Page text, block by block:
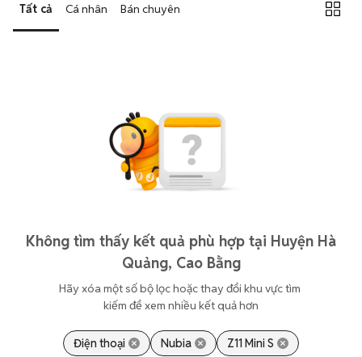
Tất cả Cá nhân Bán chuyên
Không tìm thấy kết quả phù hợp tại Huyện Hà
Quảng, Cao Bằng
Hãy xóa một số bộ lọc hoặc thay đổi khu vực tìm
kiếm để xem nhiều kết quả hơn
Điện thoại Nubia Z11 Mini S